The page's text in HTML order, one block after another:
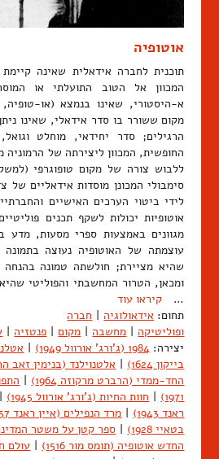
אוטופיה
תוכנית לחברה אידאלית שאינה
המכוון אל הטוב התועלתי או
א-היסטורי, שאינו בנמצא (או-
מקום ששורר בו סדר אידאלי, שאינו
הרגילים; סדר יחידאי, מוחלט
החופשית, המכוון ליצירתה של הרמוניה
ללבוש צורה של מקום טופוגרפי
סימבולי המכונן מוסדות אידאליים
לידי ביטוי הערכים האישיים
אוטופיות יכולות לשקף תכנים
מגוונים באמצעות ספרי מסעות, מדע
עוצמתה של האוטופיה נעוצה
שהיא מציירת; חולשתה טמונה
ומכאן, הטרור המחשבתי והפוליטי
… קיראו עוד
תחום: אידאולוגיה | חברה
ופוליטיקה | מחשבה | מקום | פנטזיה |
יצירה: 1984 (ג'ורג' אורוול 1949) |
בייקון 1624)
| אלטנוילנד (בנימין זאב הרצל
החד-ממדי (הרברט מרקוזה 1964)
|
1971)
| חוות החיות (ג'ורג' אורוול 1945) |
ראנד 1943)
| מרד הנפילים (איין ראנד 1957)
בטאיי 1928)
| ספר קטן על משטר
החדש אוטופיה (תומס מור 1516)
| עולם